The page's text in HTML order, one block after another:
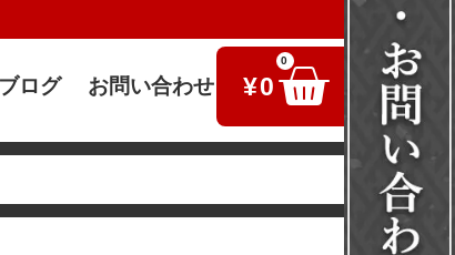
ログ お問い合わせ ¥0
0
検索